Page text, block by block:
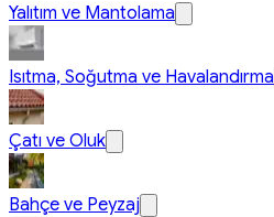
Yalıtım ve Mantolama
Isıtma, Soğutma ve Havalandırma
Çatı ve Oluk
Bahçe ve Peyzaj